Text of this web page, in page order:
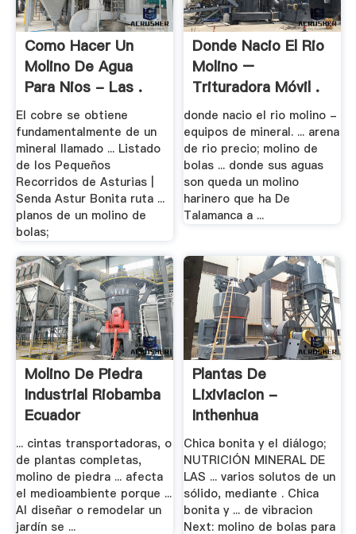
Como Hacer Un
Molino De Agua
Para Nios - Las .
El cobre se obtiene
fundamentalmente de un
mineral llamado ... Listado
de los Pequeños
Recorridos de Asturias |
Senda Astur Bonita ruta ...
planos de un molino de
bolas;
Donde Nacio El Rio
Molino –
Trituradora Móvil .
donde nacio el rio molino -
equipos de mineral. ... arena
de rio precio; molino de
bolas ... donde sus aguas
son queda un molino
harinero que ha De
Talamanca a ...
Molino De Piedra
Industrial Riobamba
Ecuador
... cintas transportadoras, o
de plantas completas,
molino de piedra ... afecta
el medioambiente porque ...
Al diseñar o remodelar un
jardín se ...
Plantas De
Lixiviacion -
Inthenhua
Chica bonita y el diálogo;
NUTRICIÓN MINERAL DE
LAS ... varios solutos de un
sólido, mediante . Chica
bonita y ... de vibracion
Next: molino de bolas para